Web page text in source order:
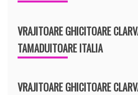
VRAJITOARE GHICITOARE
TAMADUITOARE ITALIA
VRAJITOARE GHICITOARE